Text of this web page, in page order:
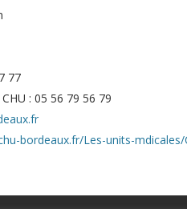
77
: 05 56 79 56 79
bordeaux.fr/Les-units-